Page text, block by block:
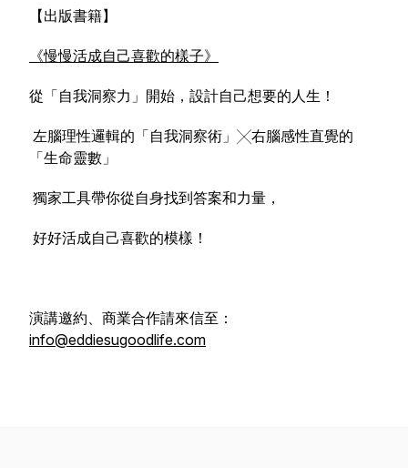
【出版書籍】
《慢慢活成自己喜歡的樣子》
從「自我洞察力」開始，設計自己想要的人生！
左腦理性邏輯的「自我洞察術」╳右腦感性直覺的
「生命靈數」
獨家工具帶你從自身找到答案和力量，
好好活成自己喜歡的模樣！
演講邀約、商業合作請來信至：
info@eddiesugoodlife.com